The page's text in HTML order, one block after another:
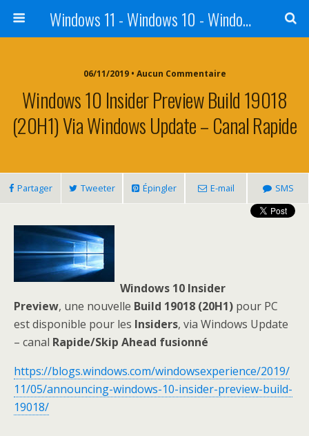
Windows 11 - Windows 10 - Windows 8 - Windows 7 - VISTA
06/11/2019 • Aucun Commentaire
Windows 10 Insider Preview Build 19018
(20H1) Via Windows Update – Canal Rapide
Partager Tweeter Épingler E-mail SMS
Windows 10 Insider
Preview, une nouvelle Build 19018 (20H1) pour PC
est disponible pour les Insiders, via Windows Update
– canal Rapide/Skip Ahead fusionné
https://blogs.windows.com/windowsexperience/2019/
11/05/announcing-windows-10-insider-preview-build-
19018/